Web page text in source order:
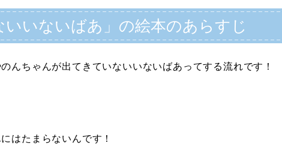
いいないばあ」の絵本のあらすじ
んちゃんが出てきていないいないばあってする流れです！
はたまらないんです！